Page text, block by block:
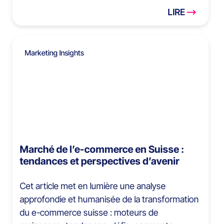
LIRE
Marketing Insights
Marché de l’e-commerce en Suisse :
tendances et perspectives d’avenir
Cet article met en lumière une analyse
approfondie et humanisée de la transformation
du e-commerce suisse : moteurs de